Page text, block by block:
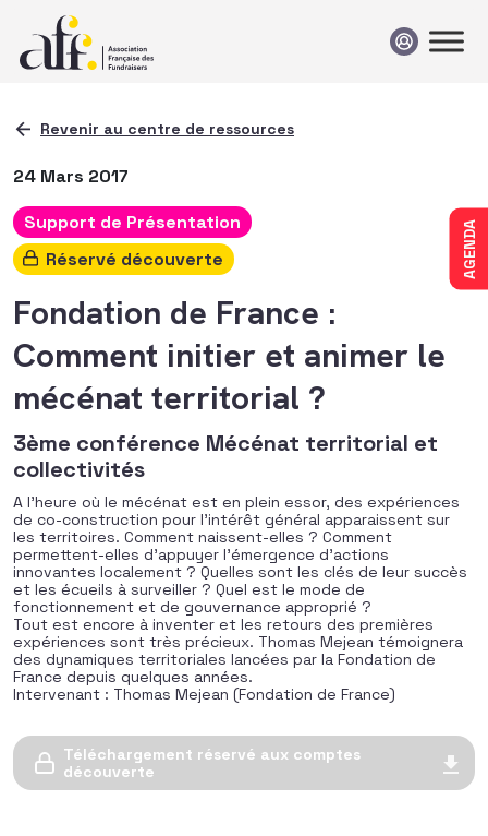
AGENDA
Revenir au centre de ressources
24 Mars 2017
Support de Présentation
Réservé découverte
Fondation de France :
Comment initier et animer le
mécénat territorial ?
3ème conférence Mécénat territorial et
collectivités
A l’heure où le mécénat est en plein essor, des expériences
de co-construction pour l’intérêt général apparaissent sur
les territoires. Comment naissent-elles ? Comment
permettent-elles d’appuyer l’émergence d’actions
innovantes localement ? Quelles sont les clés de leur succès
et les écueils à surveiller ? Quel est le mode de
fonctionnement et de gouvernance approprié ?
Tout est encore à inventer et les retours des premières
expériences sont très précieux. Thomas Mejean témoignera
des dynamiques territoriales lancées par la Fondation de
France depuis quelques années.
Intervenant : Thomas Mejean (Fondation de France)
Téléchargement réservé aux comptes
découverte